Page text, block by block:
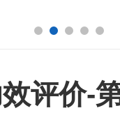
评价-